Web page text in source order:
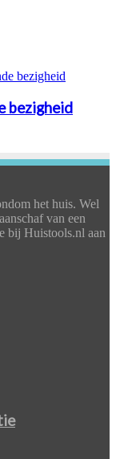
bezigheid
het huis. Wel
van een
bij Huistools.nl aan